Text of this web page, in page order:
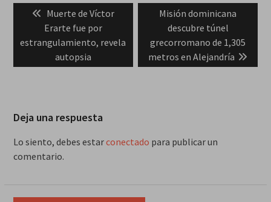
entradas
Previous
post:
Muerte de Víctor
Erarte fue por
estrangulamiento, revela
autopsia
Next
post:
Misión dominicana
descubre túnel
grecorromano de 1,305
metros en Alejandría
Deja una respuesta
Lo siento, debes estarconectado para publicar un
comentario.